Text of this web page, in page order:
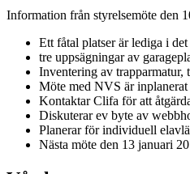
Information från styrelsemöte den
Ett fåtal platser är lediga i
tre uppsägningar av
Inventering av trapparmatur,
Möte med NVS är inplanerat
Kontaktar Clifa för att
Diskuterar ev byte av
Planerar för individuell
Nästa möte den 13 januari